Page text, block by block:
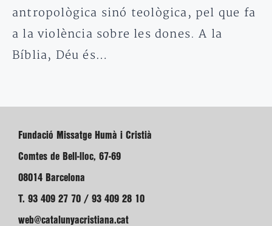
antropològica sinó teològica, pel que fa
a la violència sobre les dones. A la
Bíblia, Déu és…
Fundació Missatge Humà i Cristià
Comtes de Bell-lloc, 67-69
08014 Barcelona
T. 93 409 27 70 / 93 409 28 10
web@catalunyacristiana.cat